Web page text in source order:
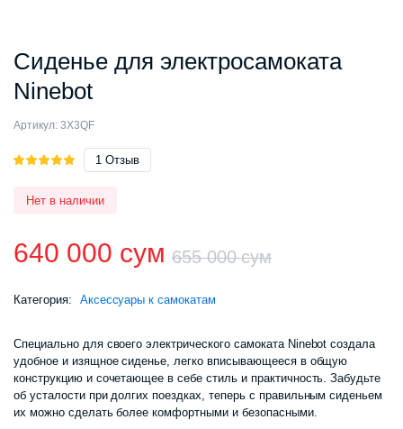
Сиденье для электросамоката
Ninebot
Артикул: 3X3QF
Рейтинг
на основе
1Отзыв
Нет в наличии
655 000сум
цена
655
640 000 сум
цена:
640
000 сум.
Категория: Аксессуары к самокатам
Специально для своего электрического самоката Ninebot создала
удобное и изящное сиденье, легко вписывающееся в общую
конструкцию и сочетающее в себе стиль и практичность. Забудьте
об усталости при долгих поездках, теперь с правильным сиденьем
их можно сделать более комфортными и безопасными.